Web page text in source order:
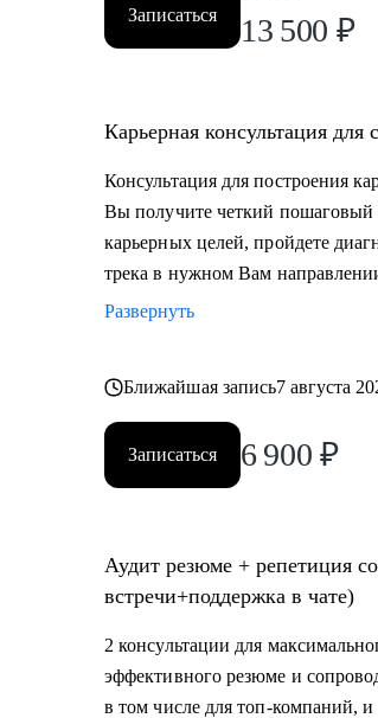
• Проведу репетицию
и самопрезентации.
• Всем, кто хочет сменить
• Специалистам (Junior-Middle-
- Маркетинга (брендинг, PR,
маркетинг и пр.) и консалтинга;
- E-commerce;
• Руководителям бизнеса в
Записаться 13 500 ₽
Карьерная консультация для
Консультация для построения
Вы получите четкий
карьерных целей, пройдете
трека в нужном Вам
Развернуть
Ближайшая запись7 августа
Записаться 6 900 ₽
Аудит резюме + репетиция
встречи+поддержка в чате)
2 консультации для
эффективного резюме и
в том числе для топ-компаний,